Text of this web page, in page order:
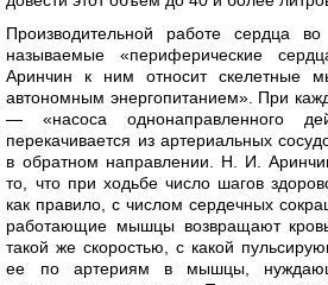
Производительной работе сердца
называемые «периферические
Аринчин к ним относит скелетные
автономным энергопитанием». При
— «насоса однонаправленного
перекачивается из артериальных
в обратном направлении. Н. И.
то, что при ходьбе число шагов
как правило, с числом сердечных
работающие мышцы возвращают
такой же скоростью, с какой
ее по артериям в мышцы,